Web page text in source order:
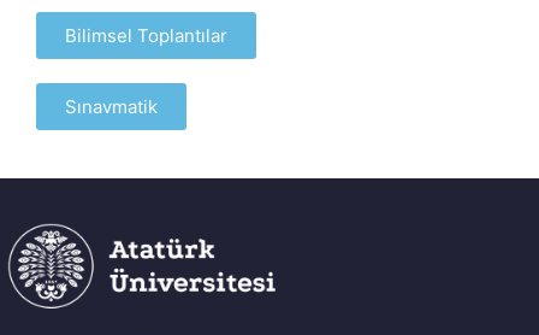
İLETIŞIMBilimsel Toplantılar
Sınavmatik